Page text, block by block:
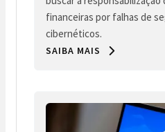
financeiras por falhas de
cibernéticos.
SAIBA MAIS